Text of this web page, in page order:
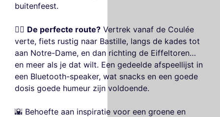
buitenfeest.
🚴‍♀️ De perfecte route? Vertrek vanaf de Coulée
verte, fiets rustig naar Bastille, langs de kades tot
aan Notre-Dame, en dan richting de Eiffeltoren…
en meer als je dat wilt. Een gedeelde afspeellijst in
een Bluetooth-speaker, wat snacks en een goede
dosis goede humeur zijn voldoende.
🌇 Behoefte aan inspiratie voor een groene en